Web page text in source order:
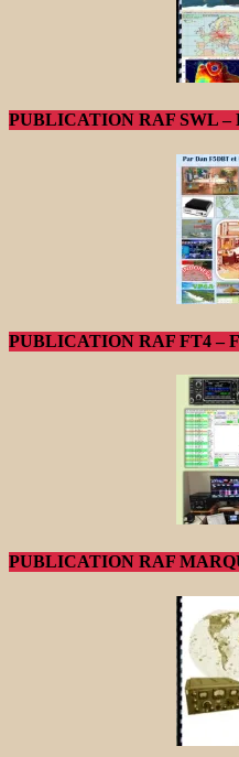
PUBLICATION RAF SWL –
PUBLICATION RAF FT4 –
PUBLICATION RAF